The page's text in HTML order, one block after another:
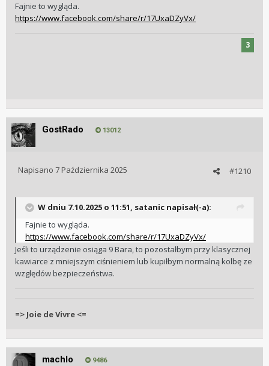
Fajnie to wygląda.
https://www.facebook.com/share/r/17UxaDZyVx/
3
GostRado 13012
#1210
Napisano 7 Października 2025
W dniu 7.10.2025 o 11:51, satanic napisał(-a):
Fajnie to wygląda.
https://www.facebook.com/share/r/17UxaDZyVx/
Jeśli to urządzenie osiąga 9 Bara, to pozostałbym przy klasycznej
kawiarce z mniejszym ciśnieniem lub kupiłbym normalną kolbę ze
względów bezpieczeństwa.
=> Joie de Vivre <=
machlo 9486